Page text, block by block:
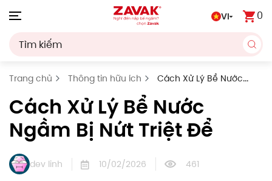
VI 0
Trang chủ Thông tin hữu ích
Cách Xử Lý Bể Nước
Cách Xử Lý Bể Nước
Ngầm Bị Nứt Triệt Để
dev linh 10/02/2026 461